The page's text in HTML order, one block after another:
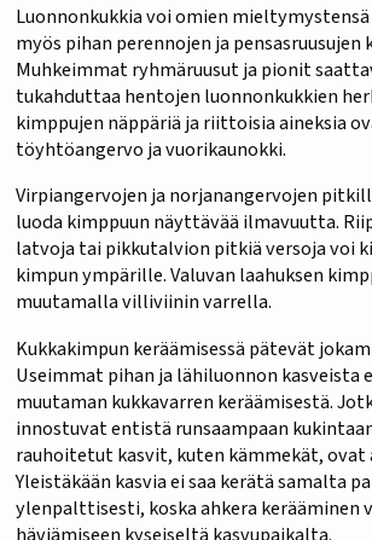
Luonnonkukkia voi omien
myös pihan perennojen ja pensasruusujen
Muhkeimmat ryhmäruusut ja pionit
tukahduttaa hentojen luonnonkukkien
kimppujen näppäriä ja riittoisia aineksia
töyhtöangervo ja vuorikaunokki.
Virpiangervojen ja norjanangervojen
luoda kimppuun näyttävää ilmavuutta.
latvoja tai pikkutalvion pitkiä versoja voi
kimpun ympärille. Valuvan laahuksen
muutamalla villiviinin varrella.
Kukkakimpun keräämisessä pätevät
Useimmat pihan ja lähiluonnon kasveista
muutaman kukkavarren keräämisestä.
innostuvat entistä runsaampaan
rauhoitetut kasvit, kuten kämmekät, ovat
Yleistäkään kasvia ei saa kerätä samalta
ylenpalttisesti, koska ahkera kerääminen